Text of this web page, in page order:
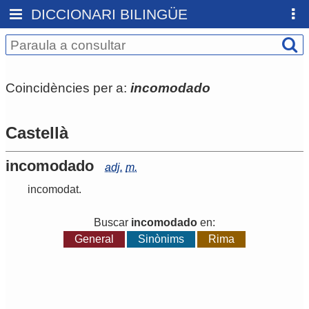
DICCIONARI BILINGÜE
Coincidències per a: incomodado
Castellà
incomodado adj. m.
incomodat.
Buscar incomodado en:
General
Sinònims Rima